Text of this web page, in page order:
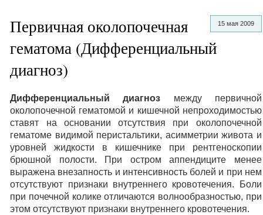
15 мая 2009
Первичная околопочечная
гематома (Дифференциальный
диагноз)
Дифференциальный диагноз между первичной
околопочечной гематомой и кишечной непроходимостью
ставят на основании отсутствия при околопочечной
гематоме видимой перистальтики, асимметрии живота и
уровней жидкости в кишечнике при рентгеноскопии
брюшной полости. При остром аппендиците менее
выражена внезапность и интенсивность болей и при нем
отсутствуют признаки внутреннего кровотечения. Боли
при почечной колике отличаются волнообразностью, при
этом отсутствуют признаки внутреннего кровотечения.